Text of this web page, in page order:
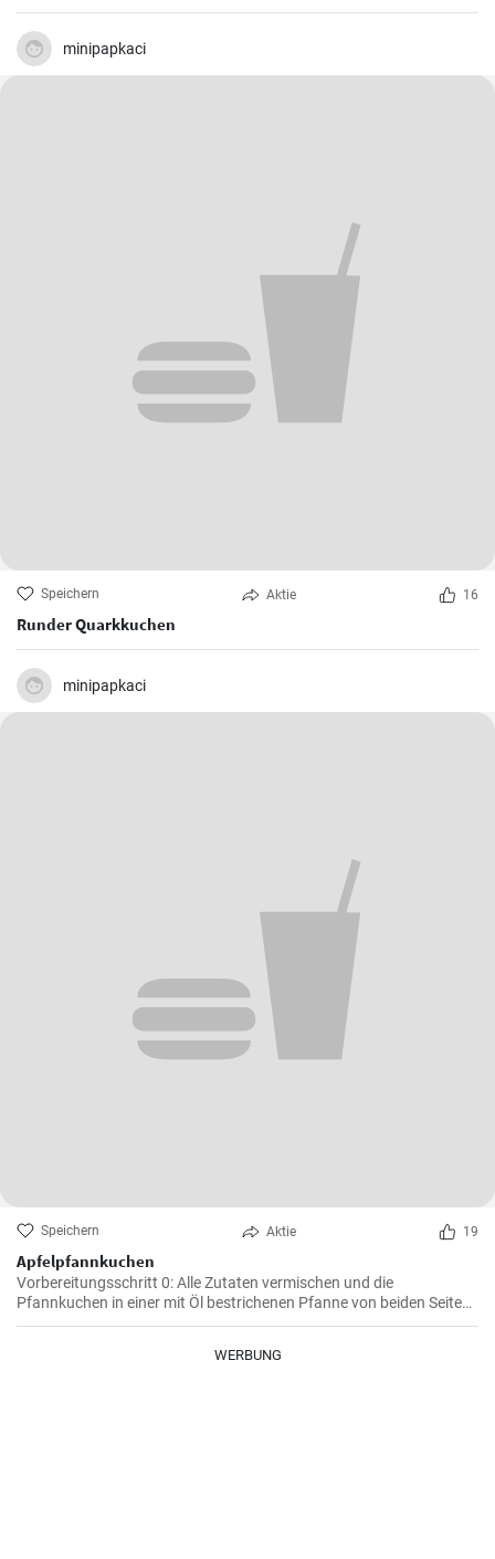
minipapkaci
Speichern Aktie 16
Runder Quarkkuchen
minipapkaci
Speichern Aktie 19
Apfelpfannkuchen
Vorbereitungsschritt 0: Alle Zutaten vermischen und die
Pfannkuchen in einer mit Öl bestrichenen Pfanne von beiden Seiten
braten.
WERBUNG